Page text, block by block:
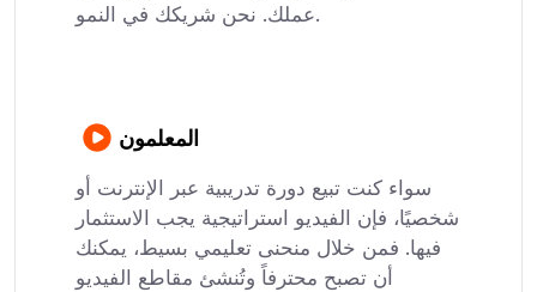
عملك. نحن شريكك في النمو.
المعلمون
سواء كنت تبيع دورة تدريبية عبر الإنترنت أو
شخصيًا، فإن الفيديو استراتيجية يجب الاستثمار
فيها. فمن خلال منحنى تعليمي بسيط، يمكنك
أن تصبح محترفاً وتُنشئ مقاطع الفيديو